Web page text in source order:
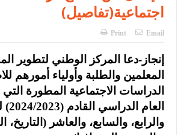
عارف بيك فريحات..
اجتماعية(تفاصيل)
Print Email
إنجاز-دعا المركز الوطني لتطوير
المعلمين والطلبة وأولياء أمورهم
الدراسات الاجتماعية المطورة
والرابع، والسابع، والعاشر (التاريخ،